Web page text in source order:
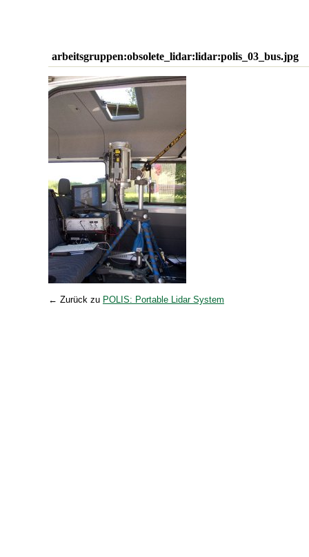
arbeitsgruppen:obsolete_lidar:lidar:polis_03_bus.jpg
← Zurück zu POLIS: Portable Lidar System